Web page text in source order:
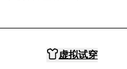
虚拟试穿